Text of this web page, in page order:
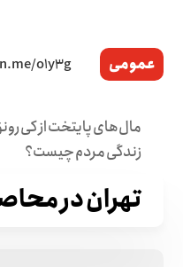
عمومی
مال‌های پایتخت از کی
زندگی مردم چیست؟
تهران در